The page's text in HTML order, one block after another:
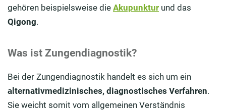
gehören beispielsweise die Akupunktur und das
Qigong.
Was ist Zungendiagnostik?
Bei der Zungendiagnostik handelt es sich um ein
alternativmedizinisches, diagnostisches Verfahren.
Sie weicht somit vom allgemeinen Verständnis